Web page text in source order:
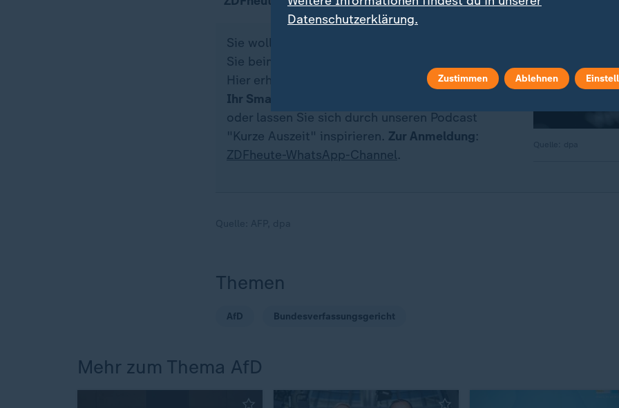
Sie wollen auf dem Laufenden bleiben? Dann sind
Sie beim ZDFheute-WhatsApp-Channel richtig.
Hier erhalten Sie
die wichtigsten Nachrichten auf
Ihr Smartphone
oder lassen Sie sich durch unseren Podcast
"Kurze Auszeit" inspirieren. Zur Anmeldung:
ZDFheute-WhatsApp-Channel.
Themen
AfD Bundesverfassungsgericht
Mehr zum Thema AfD
Datenschutzerklärung.
Zustimmen Ablehnen